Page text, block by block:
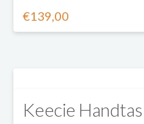
worden
op
variaties.
Deze
gekozen
€139,00
Dit
meerdere
Keecie